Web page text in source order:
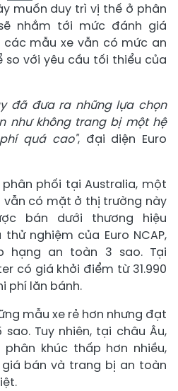
muốn duy trì vị thế ở phân
nhắm tới mức đánh giá
các mẫu xe vẫn có mức an
với yêu cầu tối thiểu của
đã đưa ra những lựa chọn
như không trang bị một hệ
quá cao", đại diện Euro
phối tại Australia, một
vẫn có mặt ở thị trường này
bán dưới thương hiệu
nghiệm của Euro NCAP,
hạng an toàn 3 sao. Tại
có giá khởi điểm từ 31.990
phí lăn bánh.
mẫu xe rẻ hơn nhưng đạt
Tuy nhiên, tại châu Âu,
khúc thấp hơn nhiều,
bán và trang bị an toàn